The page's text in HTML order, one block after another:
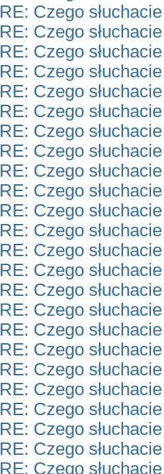
RE: Czego
RE: Czego
RE: Czego
RE: Czego
RE: Czego
RE: Czego
RE: Czego
RE: Czego
RE: Czego
RE: Czego
RE: Czego
RE: Czego
RE: Czego
RE: Czego
RE: Czego
RE: Czego
RE: Czego
RE: Czego
RE: Czego
RE: Czego
RE: Czego
RE: Czego
RE: Czego
RE: Czego